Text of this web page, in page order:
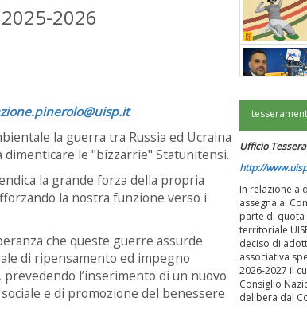
2025-2026
la guerra tra Russia ed Ucraina
le "bizzarrie" Statunitensi.
la grande forza della propria
la nostra funzione verso i
che queste guerre assurde
di ripensamento ed impegno
l’inserimento di un nuovo
e di promozione del benessere
Ufficio
http://
In relazione a
assegna al
parte di quota
territoriale
deciso di
associativa
2026-2027 il
Consiglio
delibera dal